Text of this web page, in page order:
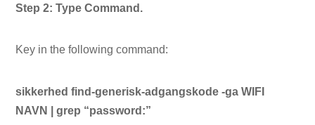
Step 2: Type Command.
Key in the following command:
sikkerhed find-generisk-adgangskode -ga WIFI
NAVN | grep “password:”